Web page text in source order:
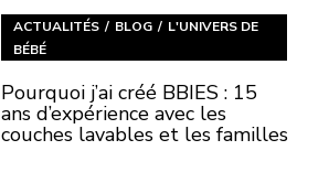
ACTUALITÉS BLOG
L'UNIVERS DE
BÉBÉ
Pourquoi j’ai créé BBIES : 15
ans d’expérience avec les
couches lavables et les familles